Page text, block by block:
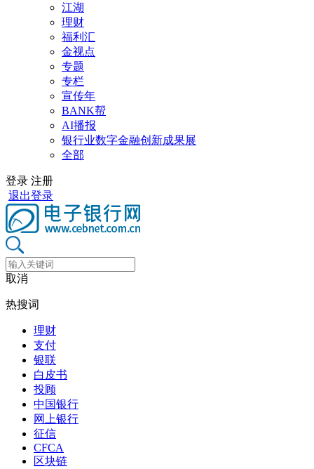
江湖
理财
福利汇
金视点
专题
专栏
宣传年
BANK帮
AI播报
银行业数字金融创新成果展
全部
登录 注册
退出登录
取消
热搜词
理财
支付
银联
白皮书
投顾
中国银行
网上银行
征信
CFCA
区块链